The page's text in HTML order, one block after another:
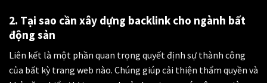
2. Tại sao cần xây dựng backlink cho ngành bất
động sản
Liên kết là một phần quan trọng quyết định sự thành công
của bất kỳ trang web nào. Chúng giúp cải thiện thẩm quyền và